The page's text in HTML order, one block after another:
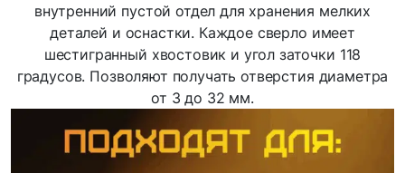
внутренний пустой отдел для хранения мелких
деталей и оснастки. Каждое сверло имеет
шестигранный хвостовик и угол заточки 118
градусов. Позволяют получать отверстия диаметра
от 3 до 32 мм.